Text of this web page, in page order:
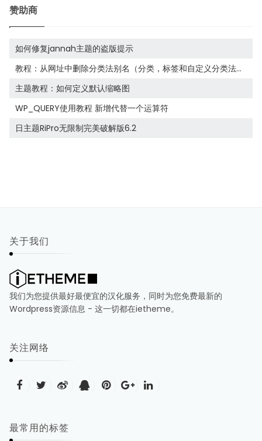
赞助商
如何修复jannah主题的盗版提示
教程：从网址中删除分类法别名（分类，标签和自定义分类法
等）
主题教程：如何定义默认缩略图
WP_QUERY使用教程 新增代替一个运算符
日主题RiPro无限制完美破解版6.2
关于我们
我们为您提供最好最便宜的汉化服务，同时为您免费最新的
Wordpress资源信息 - 这一切都在ietheme。
关注网络
最常用的标签